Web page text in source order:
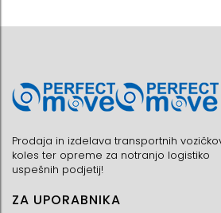
Prodaja in izdelava transportnih
koles ter opreme za notranjo logistiko
uspešnih podjetij!
ZA UPORABNIKA